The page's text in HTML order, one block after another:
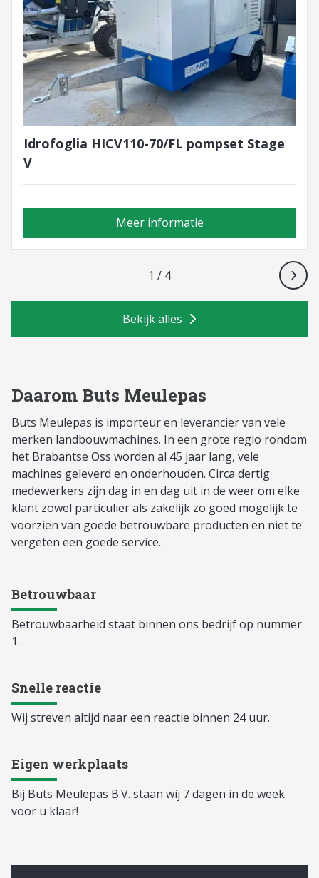
Idrofoglia HICV110-70/FL pompset Stage
V
Meer informatie
1 / 4
Bekijk alles
Daarom Buts Meulepas
Buts Meulepas is importeur en leverancier van vele
merken landbouwmachines. In een grote regio rondom
het Brabantse Oss worden al 45 jaar lang, vele
machines geleverd en onderhouden. Circa dertig
medewerkers zijn dag in en dag uit in de weer om elke
klant zowel particulier als zakelijk zo goed mogelijk te
voorzien van goede betrouwbare producten en niet te
vergeten een goede service.
Betrouwbaar
Betrouwbaarheid staat binnen ons bedrijf op nummer
1.
Snelle reactie
Wij streven altijd naar een reactie binnen 24 uur.
Eigen werkplaats
Bij Buts Meulepas B.V. staan wij 7 dagen in de week
voor u klaar!